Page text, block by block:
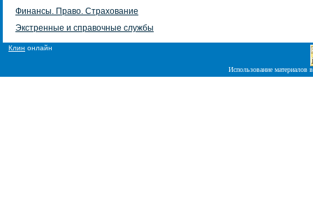
Финансы. Право. Страхование
Экстренные и справочные службы
Клин онлайн
Использование материалов